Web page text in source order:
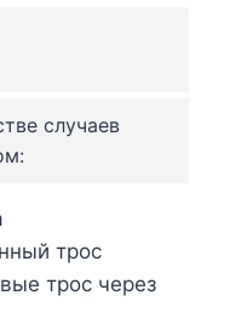
случаев
трос
трос через